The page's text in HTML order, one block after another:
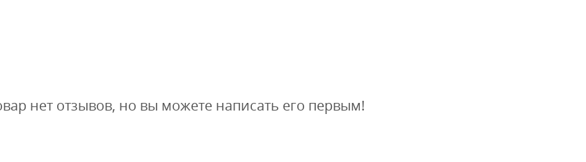
нет отзывов, но вы можете написать его первым!